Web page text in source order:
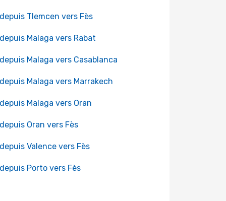
Tlemcen vers Fès
Malaga vers Rabat
Malaga vers Casablanca
Malaga vers Marrakech
Malaga vers Oran
Oran vers Fès
Valence vers Fès
Porto vers Fès